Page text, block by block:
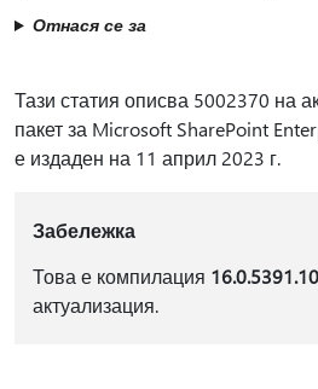
Отнася се за
Тази статия описва 5002370 на
пакет за Microsoft SharePoint
е издаден на 11 април 2023 г.
Забележка
Това е компилация
актуализация.